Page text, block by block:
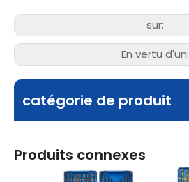
sur:
En vertu d'un:
catégorie de produit
Produits connexes